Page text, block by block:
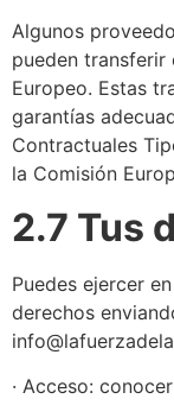
Algunos
pueden transferir
Europeo. Estas
garantías
Contractuales
la Comisión
2.7 Tus
Puedes ejercer
derechos
· Acceso: